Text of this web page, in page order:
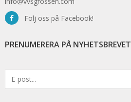
Följ oss på Facebook!
PRENUMERERA PÅ NYHETSBREVET